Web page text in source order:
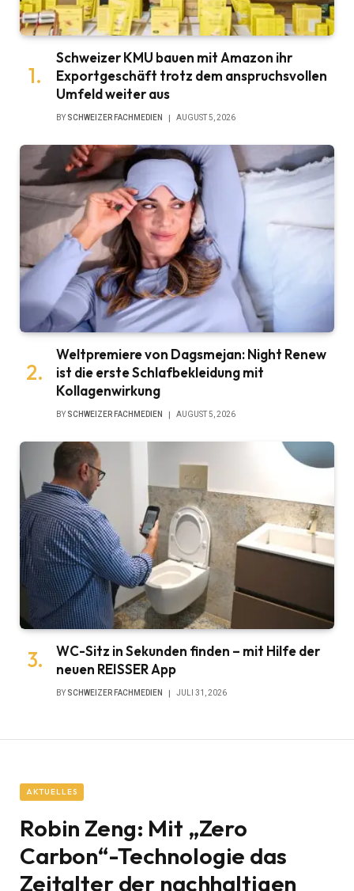
Schweizer KMU bauen mit Amazon ihr
Exportgeschäft trotz dem anspruchsvollen
Umfeld weiter aus
BY SCHWEIZER FACHMEDIEN AUGUST 5, 2026
Weltpremiere von Dagsmejan: Night Renew
ist die erste Schlafbekleidung mit
Kollagenwirkung
BY SCHWEIZER FACHMEDIEN AUGUST 5, 2026
WC-Sitz in Sekunden finden – mit Hilfe der
neuen REISSER App
BY SCHWEIZER FACHMEDIEN JULI 31, 2026
AKTUELLES
Robin Zeng: Mit „Zero
Carbon“-Technologie das
Zeitalter der nachhaltigen